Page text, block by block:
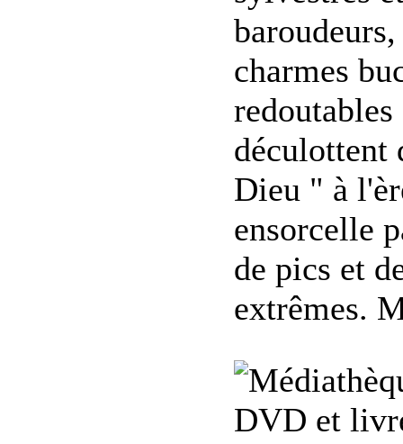
charmes
déculottent
Dieu " à
ensorcelle
de pics et
extrêmes.
DVD et